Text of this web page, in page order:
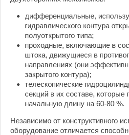
дифференциальные,
гидравлического контура
полуоткрытого типа;
проходные, включающие в
штока, движущиеся в
направлениях (они
закрытого контура);
телескопические
секций в их составе, которые
начальную длину на 60-80 %.
Независимо от конструктивного
оборудование отличается